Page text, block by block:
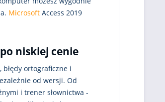
Microsoft Access 2019
niskiej cenie
ortograficzne i
od wersji. Od
i trener słownictwa -